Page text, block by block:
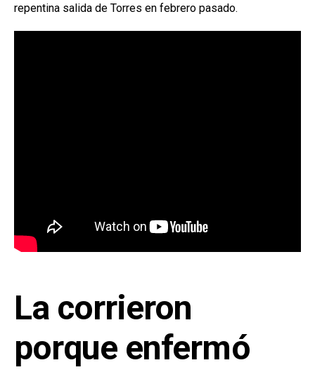
repentina salida de Torres en febrero pasado.
La corrieron
porque enfermó